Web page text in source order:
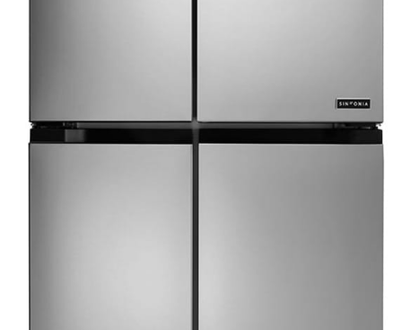
CONCEPT POLSKA Sp. z o.o
ul. Ostrowskiego 30